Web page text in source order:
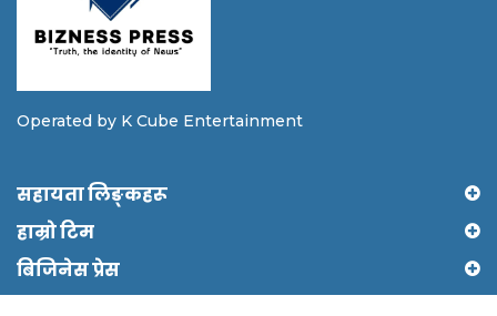
Operated by K Cube Entertainment
सहायता लिङ्कहरू
हाम्रो टिम
बिजिनेस प्रेस